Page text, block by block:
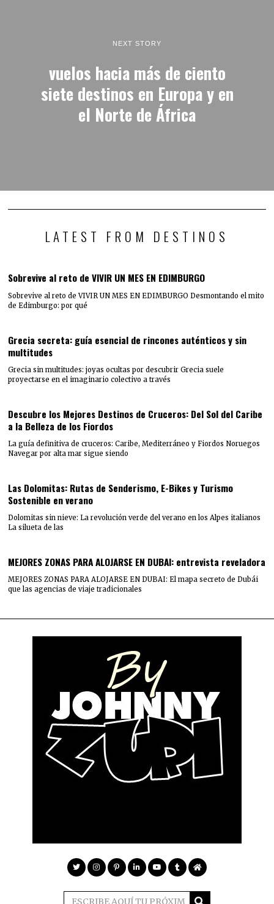
NEXT STORY
vuelos hacia más de ciento
siete destinos en Europa y en
el Norte de África
LATEST FROM DESTINOS
Sobrevive al reto de VIVIR UN MES EN EDIMBURGO
Sobrevive al reto de VIVIR UN MES EN EDIMBURGO Desmontando el mito
de Edimburgo: por qué
Grecia secreta: guía esencial de rincones auténticos y sin
multitudes
Grecia sin multitudes: joyas ocultas por descubrir Grecia suele
proyectarse en el imaginario colectivo a través
Descubre los Mejores Destinos de Cruceros: Del Sol del Caribe
a la Belleza de los Fiordos
La guía definitiva de cruceros: Caribe, Mediterráneo y Fiordos Noruegos
Navegar por alta mar sigue siendo
Las Dolomitas: Rutas de Senderismo, E-Bikes y Turismo
Sostenible en verano
Dolomitas sin nieve: La revolución verde del verano en los Alpes italianos
La silueta de las
MEJORES ZONAS PARA ALOJARSE EN DUBAI: entrevista reveladora
MEJORES ZONAS PARA ALOJARSE EN DUBAI: El mapa secreto de Dubái
que las agencias de viaje tradicionales